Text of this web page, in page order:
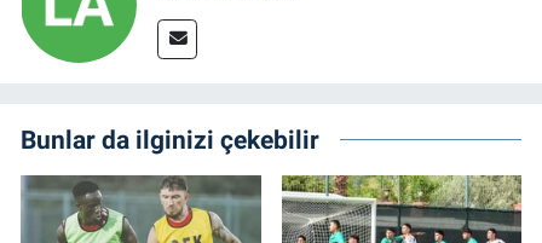
Bunlar da ilginizi çekebilir